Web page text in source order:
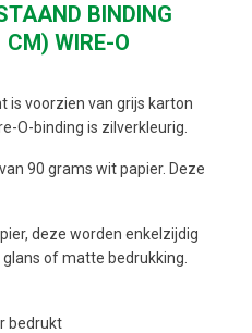
BINDING
WIRE-O
is voorzien van grijs karton
O-binding is zilverkleurig.
90 grams wit papier. Deze
deze worden enkelzijdig
of matte bedrukking.
bedrukt